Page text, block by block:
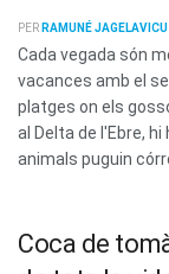
PER RAMUNÉ
Cada vegada són
vacances amb el
platges on els
al Delta de l'Ebre,
animals puguin
Coca de